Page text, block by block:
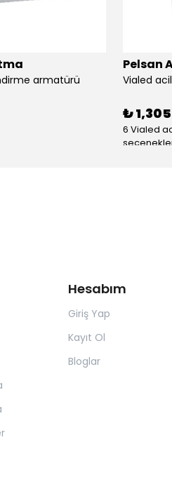
armatürü
Pelsan
Vialed
₺
6 Vialed
Hesabım
Giriş Yap
Kayıt Ol
Bloglar